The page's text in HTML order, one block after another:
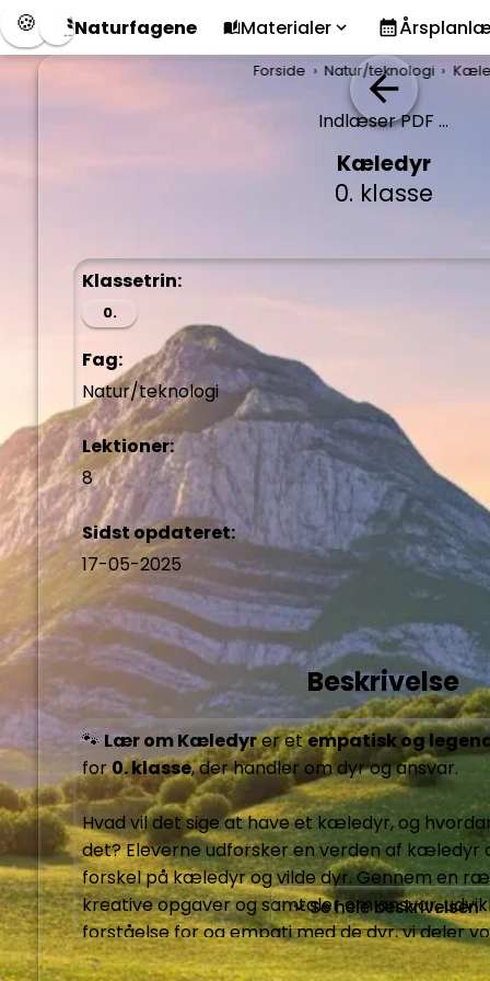
Naturfagene Materialer
Forside Natur/teknologi
Indlæser PDF ...
Kæledyr
0. klasse
Klassetrin:
0.
Fag:
Natur/teknologi
Lektioner:
8
Sidst opdateret:
17-05-2025
Beskrivelse
🐾 Lær om Kæledyr er et empatisk og
for 0. klasse, der handler om dyr og ansvar.
Hvad vil det sige at have et kæledyr, og
det? Eleverne udforsker en verden af
forskel på kæledyr og vilde dyr. Gennem en
kreative opgaver og samtaler om ansvar,
forståelse for og empati med de dyr, vi deler
Se hele beskrivelsen
🍪